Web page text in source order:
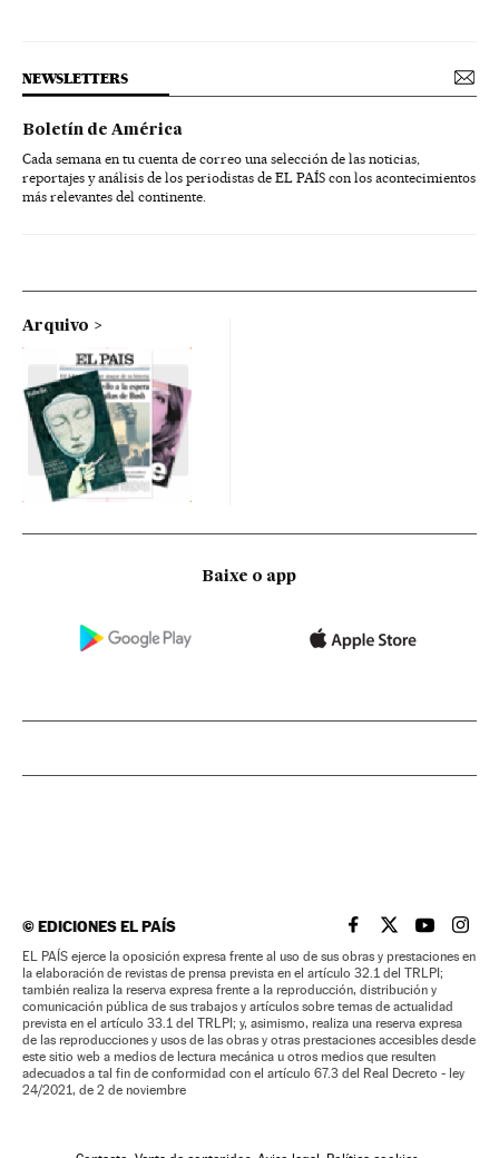
NEWSLETTERS
Boletín de América
Cada semana en tu cuenta de correo una selección de las noticias,
reportajes y análisis de los periodistas de EL PAÍS con los acontecimientos
más relevantes del continente.
Arquivo
Baixe o app
©EDICIONES EL PAÍS EL PAÍS BRASIL EN
EL PAÍSEL PAÍS
EL
EL PAÍS ejerce la oposición expresa frente al uso de sus obras y prestaciones en
la elaboración de revistas de prensa prevista en el artículo 32.1 del TRLPI;
también realiza la reserva expresa frente a la reproducción, distribución y
comunicación pública de sus trabajos y artículos sobre temas de actualidad
prevista en el artículo 33.1 del TRLPI; y, asimismo, realiza una reserva expresa
de las reproducciones y usos de las obras y otras prestaciones accesibles desde
este sitio web a medios de lectura mecánica u otros medios que resulten
adecuados a tal fin de conformidad con el artículo 67.3 del Real Decreto - ley
24/2021, de 2 de noviembre